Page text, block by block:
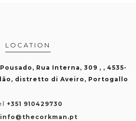
LOCATION
Rua Interna, 309 , , 4535-
distretto di Aveiro, Portogallo
+351 910429730
info@thecorkman.pt